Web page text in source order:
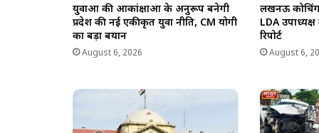
युवाओं की आकांक्षाओं के अनुरूप बनेगी
प्रदेश की नई एकीकृत युवा नीति, CM योगी
का बड़ा बयान
August 6, 2026
लखनऊ कोचिंग
LDA
रिपोर्ट
August 6,